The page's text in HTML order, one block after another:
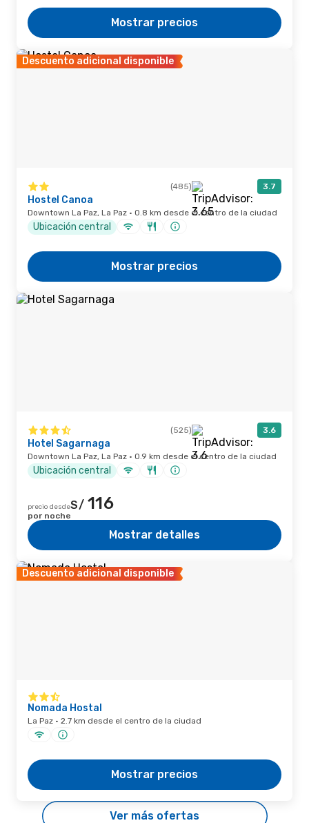
Mostrar precios
Descuento adicional disponible
(485) 3.7
Hostel Canoa
Downtown La Paz, La Paz · 0.8 km desde el centro de la ciudad
Ubicación central
Mostrar precios
(525) 3.6
Hotel Sagarnaga
Downtown La Paz, La Paz · 0.9 km desde el centro de la ciudad
Ubicación central
precio desdeS/ 116
por noche
Mostrar detalles
Descuento adicional disponible
Nomada Hostal
La Paz · 2.7 km desde el centro de la ciudad
Mostrar precios
Ver más ofertas